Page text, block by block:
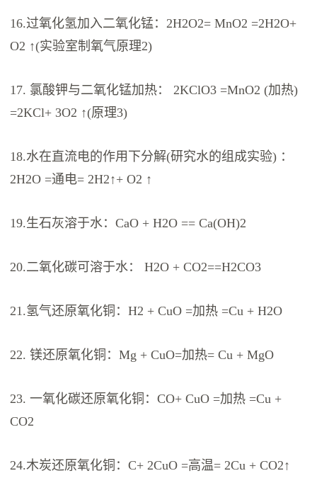
16.过氧化氢加入二氧化锰：2H2O2= MnO2 =2H2O+
O2 ↑(实验室制氧气原理2)
17. 氯酸钾与二氧化锰加热： 2KClO3 =MnO2 (加热)
=2KCl+ 3O2 ↑(原理3)
18.水在直流电的作用下分解(研究水的组成实验) ：
2H2O =通电= 2H2↑+ O2 ↑
19.生石灰溶于水：CaO + H2O == Ca(OH)2
20.二氧化碳可溶于水： H2O + CO2==H2CO3
21.氢气还原氧化铜：H2 + CuO =加热 =Cu + H2O
22. 镁还原氧化铜：Mg + CuO=加热= Cu + MgO
23. 一氧化碳还原氧化铜：CO+ CuO =加热 =Cu +
CO2
24.木炭还原氧化铜：C+ 2CuO =高温= 2Cu + CO2↑